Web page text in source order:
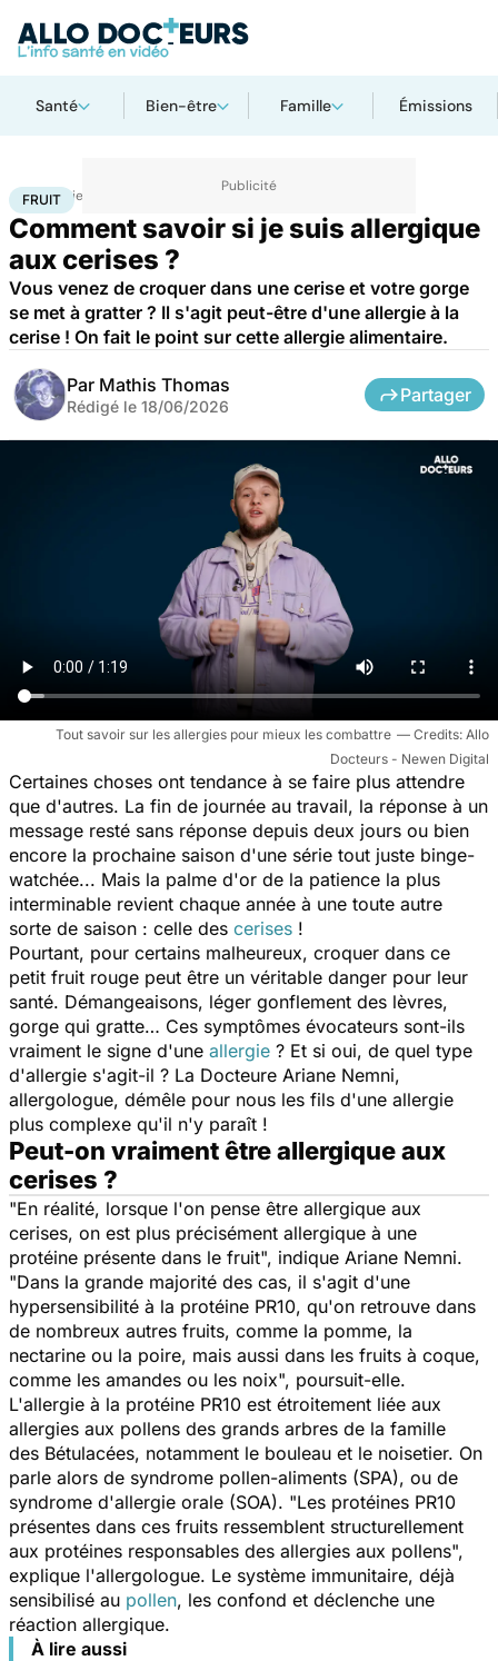
Santé Bien-être Famille Émissions
Accueil Bien-être
FRUIT
Comment savoir si je suis allergique
aux cerises ?
Vous venez de croquer dans une cerise et votre gorge
se met à gratter ? Il s'agit peut-être d'une allergie à la
cerise ! On fait le point sur cette allergie alimentaire.
Par Mathis Thomas
Rédigé le 18/06/2026
Partager
Tout savoir sur les allergies pour mieux les combattre
Allo
Docteurs - Newen Digital
Certaines choses ont tendance à se faire plus attendre
que d'autres. La fin de journée au travail, la réponse à un
message resté sans réponse depuis deux jours ou bien
encore la prochaine saison d'une série tout juste binge-
watchée... Mais la palme d'or de la patience la plus
interminable revient chaque année à une toute autre
sorte de saison : celle des cerises !
Pourtant, pour certains malheureux, croquer dans ce
petit fruit rouge peut être un véritable danger pour leur
santé. Démangeaisons, léger gonflement des lèvres,
gorge qui gratte… Ces symptômes évocateurs sont-ils
vraiment le signe d'une allergie ? Et si oui, de quel type
d'allergie s'agit-il ? La Docteure Ariane Nemni,
allergologue, démêle pour nous les fils d'une allergie
plus complexe qu'il n'y paraît !
Peut-on vraiment être allergique aux
cerises ?
"En réalité, lorsque l'on pense être allergique aux
cerises, on est plus précisément allergique à une
protéine présente dans le fruit", indique Ariane Nemni.
"Dans la grande majorité des cas, il s'agit d'une
hypersensibilité à la protéine PR10, qu'on retrouve dans
de nombreux autres fruits, comme la pomme, la
nectarine ou la poire, mais aussi dans les fruits à coque,
comme les amandes ou les noix", poursuit-elle.
L'allergie à la protéine PR10 est étroitement liée aux
allergies aux pollens des grands arbres de la famille
des Bétulacées, notamment le bouleau et le noisetier. On
parle alors de syndrome pollen-aliments (SPA), ou de
syndrome d'allergie orale (SOA). "Les protéines PR10
présentes dans ces fruits ressemblent structurellement
aux protéines responsables des allergies aux pollens",
explique l'allergologue. Le système immunitaire, déjà
sensibilisé au pollen, les confond et déclenche une
réaction allergique.
À lire aussi